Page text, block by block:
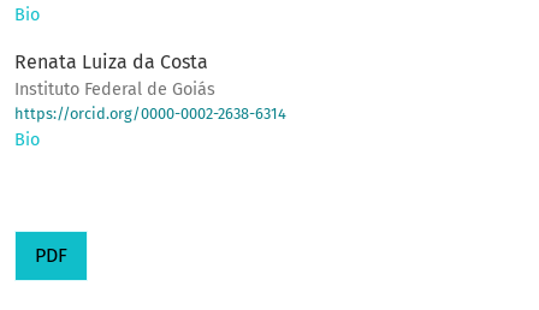
Bio
Renata Luiza da Costa
Instituto Federal de Goiás
https://orcid.org/0000-0002-2638-6314
Bio
PDF